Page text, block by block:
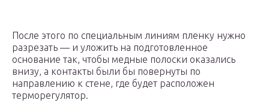
После этого по специальным линиям пленку нужно
разрезать — и уложить на подготовленное
основание так, чтобы медные полоски оказались
внизу, а контакты были бы повернуты по
направлению к стене, где будет расположен
терморегулятор.